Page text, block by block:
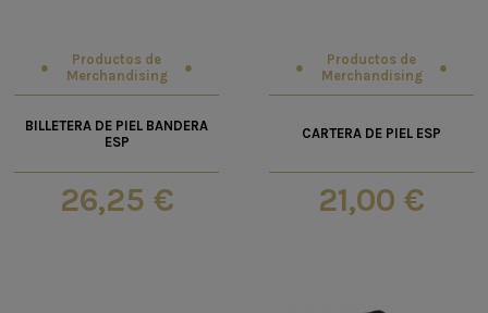
Productos de
Merchandising
BILLETERA DE PIEL BANDERA
ESP
26,25 €
Productos de
Merchandising
CARTERA DE PIEL ESP
21,00 €